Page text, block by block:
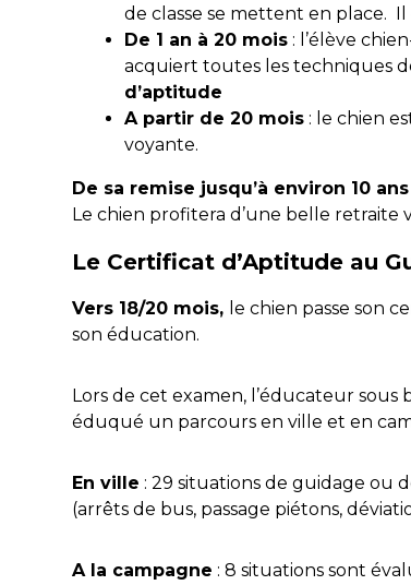
de classe se mettent en place.
De 1 an à 20 mois : l’élève
acquiert toutes les techniques
d’aptitude
A partir de 20 mois : le chien
voyante.
De sa remise jusqu’à environ 10 ans
Le chien profitera d’une belle retraite
Le Certificat d’Aptitude au
Vers 18/20 mois, le chien passe son
son éducation.
Lors de cet examen, l’éducateur
éduqué un parcours en ville et en
En ville : 29 situations de guidage ou
(arrêts de bus, passage piétons,
A la campagne : 8 situations sont